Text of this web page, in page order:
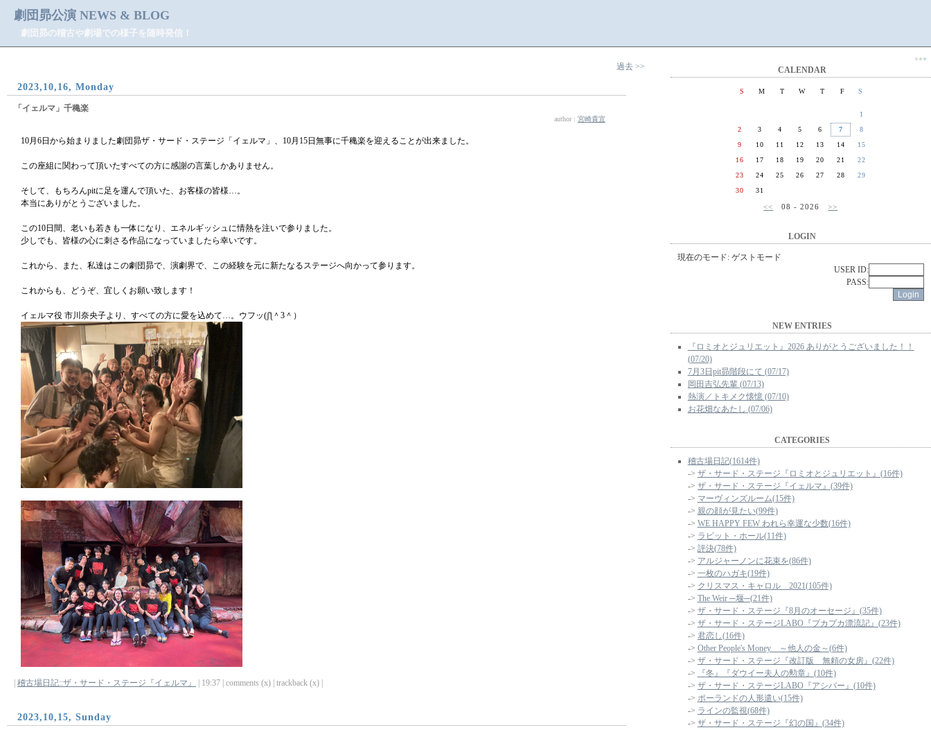
劇団昴公演 NEWS & BLOG
劇団昴の稽古や劇場での様子を随時発信！
過去 >>
2023,10,16, Monday
「イェルマ」千穐楽
author : 宮崎貴宜
10月6日から始まりました劇団昴ザ・サード・ステージ「イェルマ」、10月15日無事に千穐楽を迎えることが出来ました。
この座組に関わって頂いたすべての方に感謝の言葉しかありません。
そして、もちろんpitに足を運んで頂いた、お客様の皆様…。
本当にありがとうございました。
この10日間、老いも若きも一体になり、エネルギッシュに情熱を注いで参りました。
少しでも、皆様の心に刺さる作品になっていましたら幸いです。
これから、また、私達はこの劇団昴で、演劇界で、この経験を元に新たなるステージへ向かって参ります。
これからも、どうぞ、宜しくお願い致します！
イェルマ役 市川奈央子より、すべての方に愛を込めて…。ウフッ(⁠ʃ⁠ƪ⁠＾⁠3⁠＾⁠）
稽古場日記::ザ・サード・ステージ『イェルマ』 | 19:37 | comments (x) | trackback (x) |
2023,10,15, Sunday
●●●
CALENDAR
S M T W T F S
1
2
3 4 5 6 7
8
9
10 11 12 13 14
15
16
17 18 19 20 21
22
23
24 25 26 27 28
29
30
31
<< 08 - 2026>>
LOGIN
現在のモード: ゲストモード
USER ID:
PASS:
NEW ENTRIES
『ロミオとジュリエット』2026 ありがとうございました！！
(07/20)
7月3日pit昴階段にて (07/17)
岡田吉弘先輩 (07/13)
熱演／トキメク懐憶 (07/10)
お花畑なあたし (07/06)
CATEGORIES
稽古場日記(1614件)
-> ザ・サード・ステージ『ロミオとジュリエット』(16件)
-> ザ・サード・ステージ『イェルマ』(39件)
-> マーヴィンズルーム(15件)
-> 親の顔が見たい(99件)
-> WE HAPPY FEW われら幸運な少数(16件)
-> ラビット・ホール(11件)
-> 評決(78件)
-> アルジャーノンに花束を(86件)
-> 一枚のハガキ(19件)
-> クリスマス・キャロル 2021(105件)
-> The Weir ─堰─(21件)
-> ザ・サード・ステージ『8月のオーセージ』(35件)
-> ザ・サード・ステージLABO『プカプカ漂流記』(23件)
-> 君恋し(16件)
-> Other People's Money ～他人の金～(6件)
-> ザ・サード・ステージ『改訂版 無頼の女房』(22件)
->
『冬』『ダウイー夫人の勲章』(10件)
-> ザ・サード・ステージLABO『アシバー』(10件)
-> ポーランドの人形遣い(15件)
-> ラインの監視(68件)
-> ザ・サード・ステージ『幻の国』(34件)